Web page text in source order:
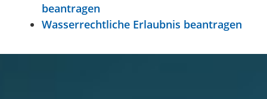
beantragen
Wasserrechtliche Erlaubnis beantragen